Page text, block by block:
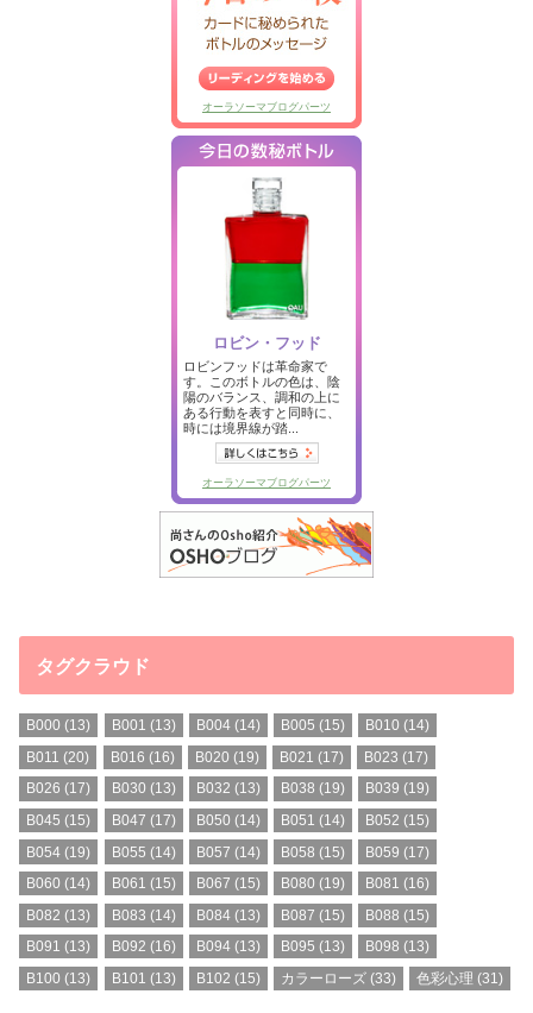
タグクラウド
B000 (13) B001 (13) B004(14) B005 (15) B010 (14)
B011 (20) B016 (16) B020 (19) B021 (17) B023 (17)
B026 (17) B030 (13) B032 (13) B038 (19) B039 (19)
B045 (15) B047 (17) B050 (14) B051 (14) B052 (15)
B054 (19) B055 (14) B057 (14) B058 (15) B059 (17)
B060 (14) B061 (15) B067 (15) B080 (19) B081 (16)
B082 (13) B083 (14) B084(13) B087 (15) B088 (15)
B091 (13) B092 (16) B094(13) B095 (13) B098 (13)
B100 (13) B101 (13) B102 (15) カラーローズ (33) 色彩心理 (31)